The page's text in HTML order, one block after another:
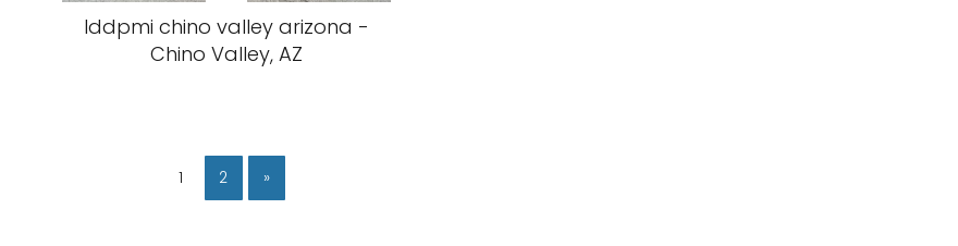
Iddpmi chino valley arizona -
Chino Valley, AZ
1 2 »